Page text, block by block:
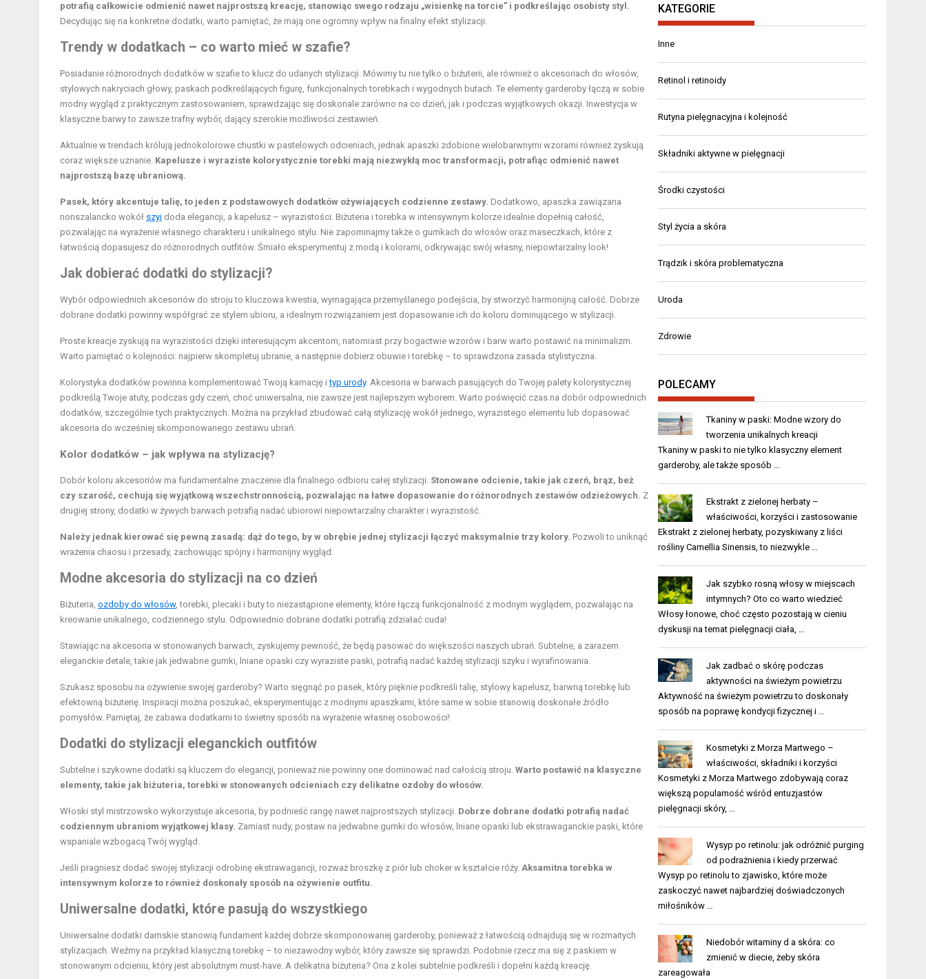
potrafią całkowicie odmienić nawet najprostszą kreację, stanowiąc swego rodzaju „wisienkę na torcie” i podkreślając osobisty styl.
Decydując się na konkretne dodatki, warto pamiętać, że mają one ogromny wpływ na finalny efekt stylizacji.
Trendy w dodatkach – co warto mieć w szafie?
Posiadanie różnorodnych dodatków w szafie to klucz do udanych stylizacji. Mówimy tu nie tylko o biżuterii, ale również o akcesoriach do włosów,
stylowych nakryciach głowy, paskach podkreślających figurę, funkcjonalnych torebkach i wygodnych butach. Te elementy garderoby łączą w sobie
modny wygląd z praktycznym zastosowaniem, sprawdzając się doskonale zarówno na co dzień, jak i podczas wyjątkowych okazji. Inwestycja w
klasyczne barwy to zawsze trafny wybór, dający szerokie możliwości zestawień.
Aktualnie w trendach królują jednokolorowe chustki w pastelowych odcieniach, jednak apaszki zdobione wielobarwnymi wzorami również zyskują
coraz większe uznanie. Kapelusze i wyraziste kolorystycznie torebki mają niezwykłą moc transformacji, potrafiąc odmienić nawet
najprostszą bazę ubraniową.
Pasek, który akcentuje talię, to jeden z podstawowych dodatków ożywiających codzienne zestawy. Dodatkowo, apaszka zawiązana
nonszalancko wokół szyi doda elegancji, a kapelusz – wyrazistości. Biżuteria i torebka w intensywnym kolorze idealnie dopełnią całość,
pozwalając na wyrażenie własnego charakteru i unikalnego stylu. Nie zapominajmy także o gumkach do włosów oraz maseczkach, które z
łatwością dopasujesz do różnorodnych outfitów. Śmiało eksperymentuj z modą i kolorami, odkrywając swój własny, niepowtarzalny look!
Jak dobierać dodatki do stylizacji?
Wybór odpowiednich akcesoriów do stroju to kluczowa kwestia, wymagająca przemyślanego podejścia, by stworzyć harmonijną całość. Dobrze
dobrane dodatki powinny współgrać ze stylem ubioru, a idealnym rozwiązaniem jest dopasowanie ich do koloru dominującego w stylizacji.
Proste kreacje zyskują na wyrazistości dzięki interesującym akcentom, natomiast przy bogactwie wzorów i barw warto postawić na minimalizm.
Warto pamiętać o kolejności: najpierw skompletuj ubranie, a następnie dobierz obuwie i torebkę – to sprawdzona zasada stylistyczna.
Kolorystyka dodatków powinna komplementować Twoją karnację ityp urody. Akcesoria w barwach pasujących do Twojej palety kolorystycznej
podkreślą Twoje atuty, podczas gdy czerń, choć uniwersalna, nie zawsze jest najlepszym wyborem. Warto poświęcić czas na dobór odpowiednich
dodatków, szczególnie tych praktycznych. Można na przykład zbudować całą stylizację wokół jednego, wyrazistego elementu lub dopasować
akcesoria do wcześniej skomponowanego zestawu ubrań.
Kolor dodatków – jak wpływa na stylizację?
Dobór koloru akcesoriów ma fundamentalne znaczenie dla finalnego odbioru całej stylizacji. Stonowane odcienie, takie jak czerń, brąz, beż
czy szarość, cechują się wyjątkową wszechstronnością, pozwalając na łatwe dopasowanie do różnorodnych zestawów odzieżowych. Z
drugiej strony, dodatki w żywych barwach potrafią nadać ubiorowi niepowtarzalny charakter i wyrazistość.
Należy jednak kierować się pewną zasadą: dąż do tego, by w obrębie jednej stylizacji łączyć maksymalnie trzy kolory. Pozwoli to uniknąć
wrażenia chaosu i przesady, zachowując spójny i harmonijny wygląd.
Modne akcesoria do stylizacji na co dzień
Biżuteria, ozdoby do włosów, torebki, plecaki i buty to niezastąpione elementy, które łączą funkcjonalność z modnym wyglądem, pozwalając na
kreowanie unikalnego, codziennego stylu. Odpowiednio dobrane dodatki potrafią zdziałać cuda!
Stawiając na akcesoria w stonowanych barwach, zyskujemy pewność, że będą pasować do większości naszych ubrań. Subtelne, a zarazem
eleganckie detale, takie jak jedwabne gumki, lniane opaski czy wyraziste paski, potrafią nadać każdej stylizacji szyku i wyrafinowania.
Szukasz sposobu na ożywienie swojej garderoby? Warto sięgnąć po pasek, który pięknie podkreśli talię, stylowy kapelusz, barwną torebkę lub
efektowną biżuterię. Inspiracji można poszukać, eksperymentując z modnymi apaszkami, które same w sobie stanowią doskonałe źródło
pomysłów. Pamiętaj, że zabawa dodatkami to świetny sposób na wyrażenie własnej osobowości!
Dodatki do stylizacji eleganckich outfitów
Subtelne i szykowne dodatki są kluczem do elegancji, ponieważ nie powinny one dominować nad całością stroju. Warto postawić na klasyczne
elementy, takie jak biżuteria, torebki w stonowanych odcieniach czy delikatne ozdoby do włosów.
Włoski styl mistrzowsko wykorzystuje akcesoria, by podnieść rangę nawet najprostszych stylizacji. Dobrze dobrane dodatki potrafią nadać
codziennym ubraniom wyjątkowej klasy. Zamiast nudy, postaw na jedwabne gumki do włosów, lniane opaski lub ekstrawaganckie paski, które
wspaniale wzbogacą Twój wygląd.
Jeśli pragniesz dodać swojej stylizacji odrobinę ekstrawagancji, rozważ broszkę z piór lub choker w kształcie róży. Aksamitna torebka w
intensywnym kolorze to również doskonały sposób na ożywienie outfitu.
Uniwersalne dodatki, które pasują do wszystkiego
Uniwersalne dodatki damskie stanowią fundament każdej dobrze skomponowanej garderoby, ponieważ z łatwością odnajdują się w rozmaitych
stylizacjach. Weźmy na przykład klasyczną torebkę – to niezawodny wybór, który zawsze się sprawdzi. Podobnie rzecz ma się z paskiem w
stonowanym odcieniu, który jest absolutnym must-have. A delikatna biżuteria? Ona z kolei subtelnie podkreśli i dopełni każdą kreację.
KATEGORIE
Inne
Retinol i retinoidy
Rutyna pielęgnacyjna i kolejność
Składniki aktywne w pielęgnacji
Środki czystości
Styl życia a skóra
Trądzik i skóra problematyczna
Uroda
Zdrowie
POLECAMY
Tkaniny w paski: Modne wzory do
tworzenia unikalnych kreacji
Tkaniny w paski to nie tylko klasyczny element
garderoby, ale także sposób …
Ekstrakt z zielonej herbaty –
właściwości, korzyści i zastosowanie
Ekstrakt z zielonej herbaty, pozyskiwany z liści
rośliny Camellia Sinensis, to niezwykle …
Jak szybko rosną włosy w miejscach
intymnych? Oto co warto wiedzieć
Włosy łonowe, choć często pozostają w cieniu
dyskusji na temat pielęgnacji ciała, …
Jak zadbać o skórę podczas
aktywności na świeżym powietrzu
Aktywność na świeżym powietrzu to doskonały
sposób na poprawę kondycji fizycznej i …
Kosmetyki z Morza Martwego –
właściwości, składniki i korzyści
Kosmetyki z Morza Martwego zdobywają coraz
większą popularność wśród entuzjastów
pielęgnacji skóry, …
Wysyp po retinolu: jak odróżnić purging
od podrażnienia i kiedy przerwać
Wysyp po retinolu to zjawisko, które może
zaskoczyć nawet najbardziej doświadczonych
miłośników …
Niedobór witaminy d a skóra: co
zmienić w diecie, żeby skóra
zareagowała